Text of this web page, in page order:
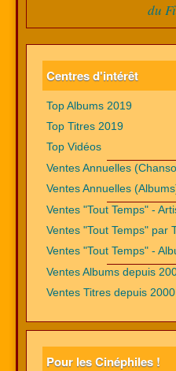
du
Centres d'intérêt
Top Albums 2019
Top Titres 2019
Top Vidéos
Ventes Annuelles
Ventes Annuelles
Ventes "Tout Temps" -
Ventes "Tout Temps" par
Ventes "Tout Temps" -
Ventes Albums depuis
Ventes Titres depuis 2000
Pour les Cinéphiles !